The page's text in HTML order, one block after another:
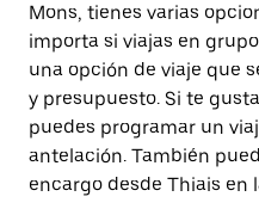
Mons, tienes varias
importa si viajas en
una opción de viaje que
y presupuesto. Si te
puedes programar un
antelación. También
encargo desde Thiais en